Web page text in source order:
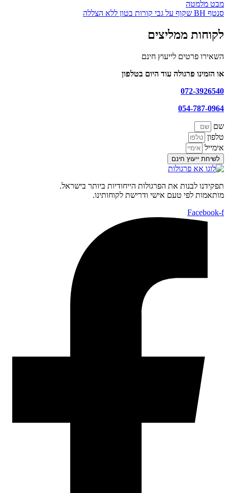
מבט מלמטה
סנטף BH שקוף על גבי קורות בטון ללא הצללה
לקוחות ממליצים
השאירו פרטים לייעוץ חינם
או הזמינו פרגולה עוד היום בטלפון
072-3926540
054-787-0964
שם
טלפון
אימייל
לשיחת ייעוץ חינם
תפקידנו לבנות את הפרגולות הייחודיות ביותר בישראל.
מותאמות לפי טעם אישי ודרישת לקוחותינו.
Facebook-f